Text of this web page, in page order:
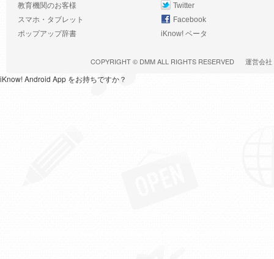
教育機関のお客様
スマホ・タブレット
ポップアップ辞書
Twitter
Facebook
iKnow! ベータ
COPYRIGHT © DMMALL RIGHTS RESERVED 運営会社
iKnow! Android App をお持ちですか？